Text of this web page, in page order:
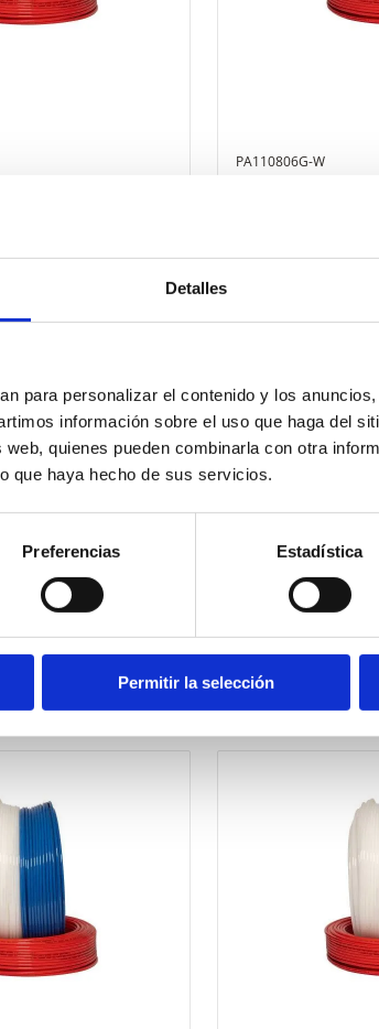
Detalles
para personalizar el contenido y los
información sobre el uso que haga del
quienes pueden combinarla con otra
que haya hecho de sus servicios.
Preferencias Estadística
Permitir la selección
PA110806G-W
PA11 amarillo
m
PA111008-W
Tubo de
Ø10x8 bobina de